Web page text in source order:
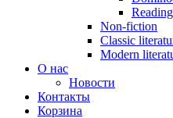
Non-fiction
Classic
Modern
О нас
Новости
Контакты
Корзина